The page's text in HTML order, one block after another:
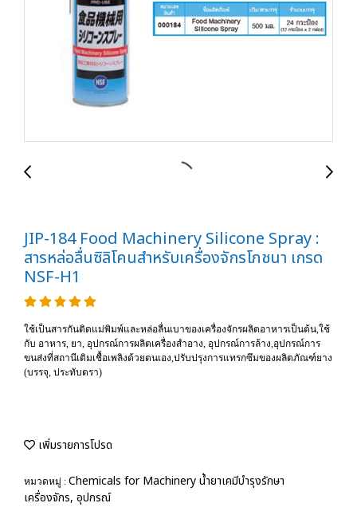
JIP-184 Food Machinery Silicone Spray :
สารหล่อลื่นซิลิโคนสำหรับเครื่องจักรโภชนา เกรด
NSF-H1
ใช้เป็นสารกันติดแม่พิมพ์และหล่อลื่นเบาของเครื่องจักรผลิตอาหารเป็นต้น,ใช้
กับ อาหาร, ยา, อุปกรณ์การผลิตเครื่องสำอาง, อุปกรณ์การล้าง,อุปกรณ์การ
ขนส่งที่สถานีเติมเชื้อเพลิงด้วยตนเอง,ปรับปรุงการแทรกซึมของผลิตภัณฑ์ยาง
(บรรจุ, ประทับตรา)
เพิ่มรายการโปรด
หมวดหมู่ : Chemicals for Machinery น้ำยาเคมีบำรุงรักษา
เครื่องจักร, อุปกรณ์